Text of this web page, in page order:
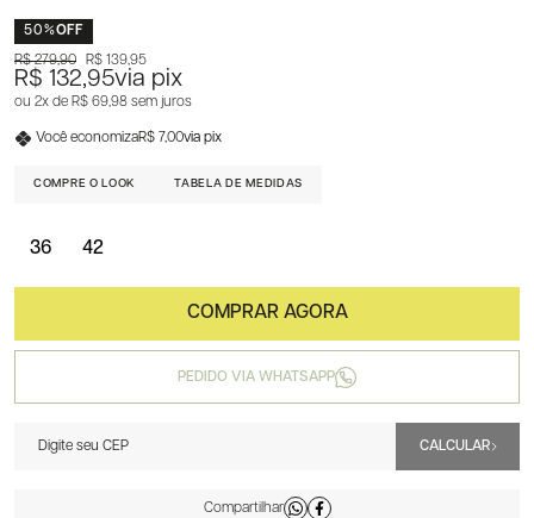
50%OFF
R$ 132,95via pix
R$ 279,90 R$ 139,95
2x R$ 69,98 sem juros
Você economizaR$ 7,00via pix
COMPRE O LOOK TABELA DE MEDIDAS
36 42
PEDIDO VIA WHATSAPP